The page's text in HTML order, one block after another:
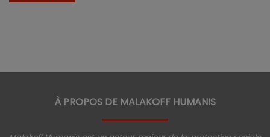
À PROPOS DE MALAKOFF HUMANIS